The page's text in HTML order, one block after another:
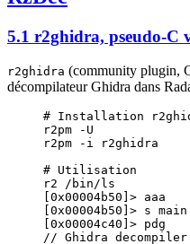
5.1 r2ghidra, pseudo-C
r2ghidra (community plugin,
décompilateur Ghidra dans
# Installation
r2pm -U
r2pm -i r2ghidra
# Utilisation
r2 /bin/ls
[0x00004b50] > aaa
[0x00004b50] > s main
[0x00004c40] > pdg
// Ghidra decompiler